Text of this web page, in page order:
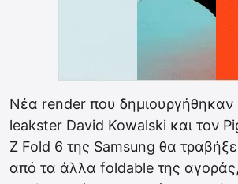
Νέα render που δημιουργήθηκαν
leakster David Kowalski και τον
Z Fold 6 της Samsung θα
από τα άλλα foldable της